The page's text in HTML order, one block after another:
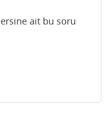
ait bu soru